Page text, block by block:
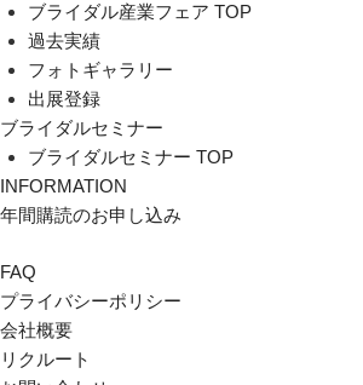
ブライダル産業フェア TOP
過去実績
フォトギャラリー
出展登録
ブライダルセミナー
ブライダルセミナー TOP
INFORMATION
年間購読のお申し込み
FAQ
プライバシーポリシー
会社概要
リクルート